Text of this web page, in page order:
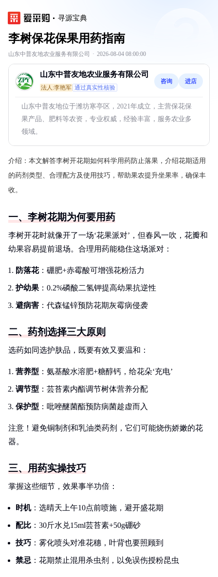
寻源宝典
李树保花保果用药指南
山东中普友地农业服务有限公司 · 2026-08-04 08:00:00
山东中普友地农业服务有限公司
法人:李艳军 通过真实性核验
咨询 进店
山东中普友地位于潍坊寒亭区，2021年成立，主营保花保
果产品、肥料等农资，专业权威，经验丰富，服务农业多
领域。
介绍： 本文解答李树开花期如何科学用药防止落果，介绍花期适用
的药剂类型、合理配方及使用技巧，帮助果农提升坐果率，确保丰
收。
一、李树花期为何要用药
李树开花时就像开了一场‘花果派对’，但春风一吹，花瓣和
幼果容易提前退场。合理用药能稳住这场派对：
防落花：硼肥+赤霉酸可增强花粉活力
护幼果 ：0.2%磷酸二氢钾提高幼果抗逆性
避病害 ：代森锰锌预防花期灰霉病侵袭
二、药剂选择三大原则
选药如同选护肤品，既要有效又要温和：
营养型 ：氨基酸水溶肥+糖醇钙，给花朵‘充电’
调节型 ：芸苔素内酯调节树体营养分配
保护型 ：吡唑醚菌酯预防病菌趁虚而入
注意！避免铜制剂和乳油类药剂，它们可能烧伤娇嫩的花
器。
三、用药实操技巧
掌握这些细节，效果事半功倍：
时机：选晴天上午10点前喷施，避开盛花期
配比 ：30斤水兑15ml芸苔素+50g硼砂
技巧 ：雾化喷头对准花穗，叶背也要照顾到
禁忌 ：花期禁止混用杀虫剂，以免误伤授粉昆虫